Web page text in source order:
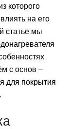
которого
на его
статье мы
с основ –
для покрытия